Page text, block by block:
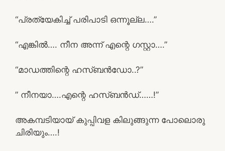
“പ്രത്യേകിച്ച് പരിപാടി ഒന്നൂല്ല….”
“എങ്കിൽ…. നീന അന്ന് എന്റെ ഗസ്റ്റാ….”
“മാഡത്തിന്റെ ഹസ്ബൻഡോ..?”
” നീനയാ….എന്റെ ഹസ്ബൻഡ്……!”
അകമ്പടിയായ് കുപ്പിവള കിലുങ്ങുന്ന പോലൊരു
ചിരിയും….!